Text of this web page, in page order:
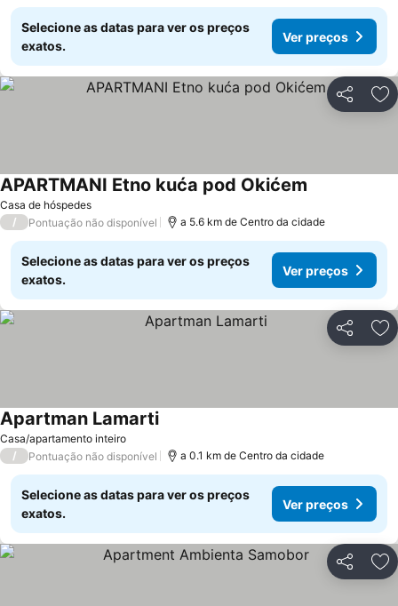
Selecione as datas para ver os preços
exatos.
Ver preços
Partilhar
Casa de hóspedes
APARTMANI Etno kuća pod Okićem
/ Pontuação não disponível a 5.6 km de Centro da cidade
Selecione as datas para ver os preços
exatos.
Ver preços
Partilhar
Casa/apartamento inteiro
Apartman LamartiVer preços
/ Pontuação não disponível a 0.1 km de Centro da cidade
Selecione as datas para ver os preços
exatos.
Ver preços
Partilhar